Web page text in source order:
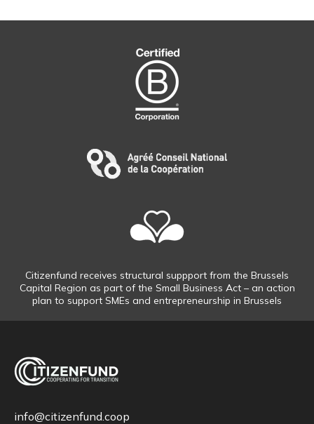
Citizenfund receives structural suppport from the Brussels
Capital Region as part of the Small Business Act – an action
plan to support SMEs and entrepreneurship in Brussels
info@citizenfund.coop